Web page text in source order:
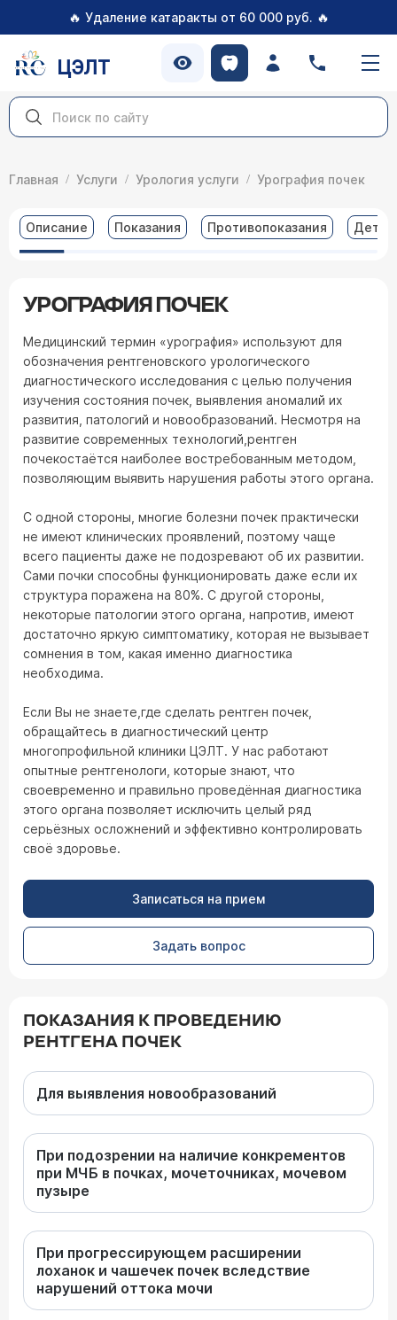
🔥 Удаление катаракты от 60 000 руб. 🔥
ЦЭЛТ
Главная Услуги Урология услуги Урография почек
Описание Показания Противопоказания
УРОГРАФИЯ ПОЧЕК
Медицинский термин «урография» используют для
обозначения рентгеновского урологического
диагностического исследования с целью получения
изучения состояния почек, выявления аномалий их
развития, патологий и новообразований. Несмотря на
развитие современных технологий,рентген
почекостаётся наиболее востребованным методом,
позволяющим выявить нарушения работы этого органа.
С одной стороны, многие болезни почек практически
не имеют клинических проявлений, поэтому чаще
всего пациенты даже не подозревают об их развитии.
Сами почки способны функционировать даже если их
структура поражена на 80%. С другой стороны,
некоторые патологии этого органа, напротив, имеют
достаточно яркую симптоматику, которая не вызывает
сомнения в том, какая именно диагностика
необходима.
Если Вы не знаете,где сделать рентген почек,
обращайтесь в диагностический центр
многопрофильной клиники ЦЭЛТ. У нас работают
опытные рентгенологи, которые знают, что
своевременно и правильно проведённая диагностика
этого органа позволяет исключить целый ряд
серьёзных осложнений и эффективно контролировать
своё здоровье.
Записаться на прием
Задать вопрос
ПОКАЗАНИЯ К ПРОВЕДЕНИЮ
РЕНТГЕНА ПОЧЕК
Для выявления новообразований
При подозрении на наличие конкрементов
при МЧБ в почках, мочеточниках, мочевом
пузыре
При прогрессирующем расширении
лоханок и чашечек почек вследствие
нарушений оттока мочи